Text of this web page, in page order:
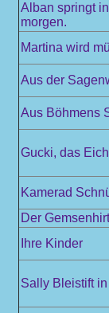
Alban springt
morgen.
Martina wird
Aus der
Aus Böhmens
Gucki, das
Kamerad
Der Gemsenhirt
Ihre Kinder
Sally Bleistift